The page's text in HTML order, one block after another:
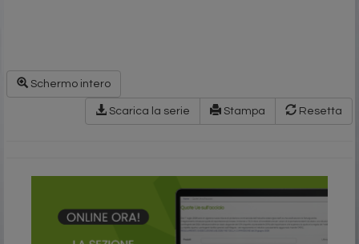
Schermo intero
Scarica la serie Stampa Resetta